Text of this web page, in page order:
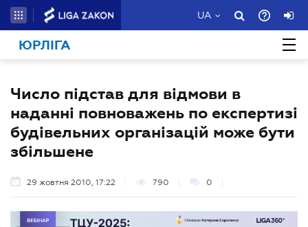
UA
ЮРЛІГА
Число підстав для відмови в
наданні повноважень по експертизі
будівельних організацій може бути
збільшене
29 жовтня 2010, 17:22 790 0